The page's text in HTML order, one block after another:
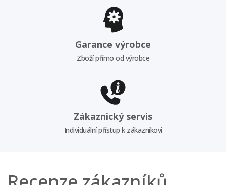
Garance výrobce
Zboží přímo od výrobce
Zákaznický servis
Individuální přístup k zákazníkovi